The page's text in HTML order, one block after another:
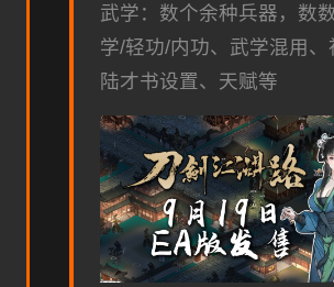
武学：数个余种兵器，数
学/轻功/内功、武学混用、
陆才书设置、天赋等